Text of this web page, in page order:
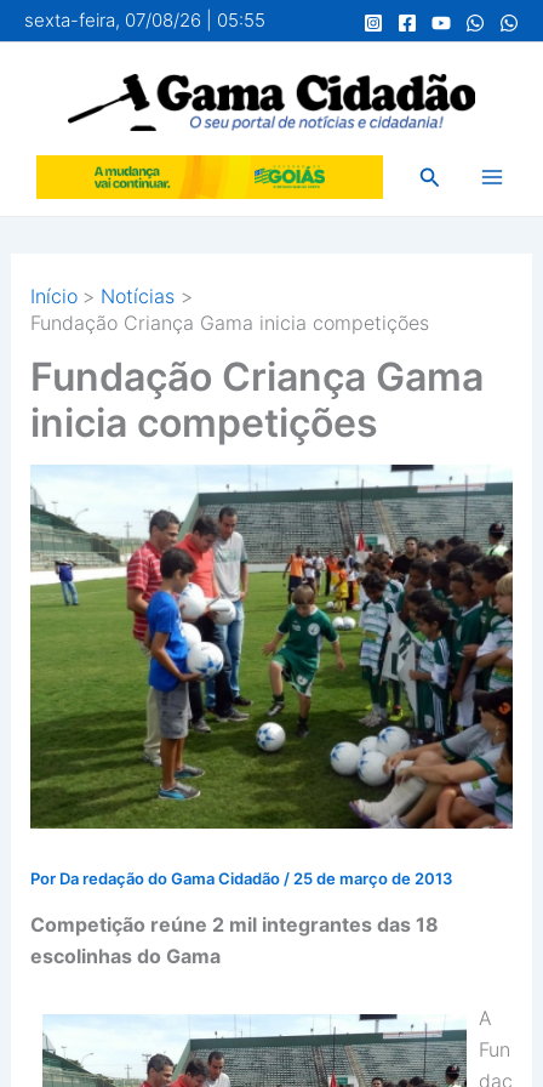
para
conteúdo
sexta-feira, 07/08/26 | 05:55
Pesquisar
Início
Notícias
Fundação Criança Gama inicia competições
Fundação Criança Gama
inicia competições
Por Da redação do Gama Cidadão / 25 de março de 2013
Competição reúne 2 mil integrantes das 18
escolinhas do Gama
A
Fun
daç